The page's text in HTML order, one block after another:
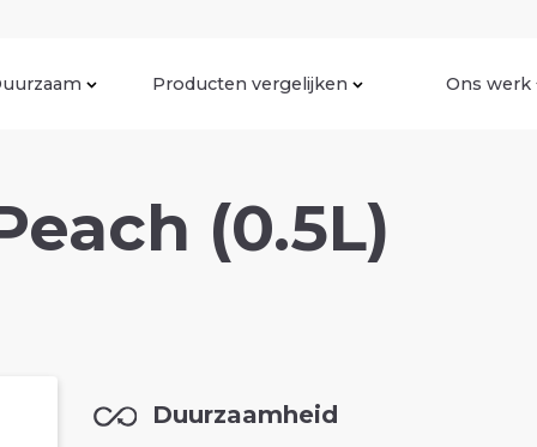
Producten vergelijken Ons werk
(0.5L)
Duurzaamheid